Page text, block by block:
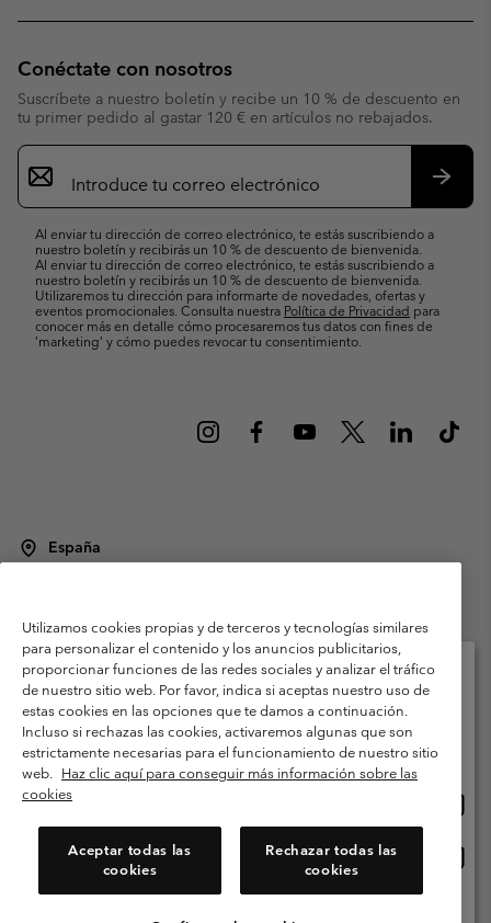
Conéctate con nosotros
Suscríbete a nuestro boletín y recibe un 10 % de descuento en
tu primer pedido al gastar 120 € en artículos no rebajados.
Suscripción
de
correo
Al enviar tu dirección de correo electrónico, te estás suscribiendo a
nuestro boletín y recibirás un 10 % de descuento de bienvenida.
Al enviar tu dirección de correo electrónico, te estás suscribiendo a
nuestro boletín y recibirás un 10 % de descuento de bienvenida.
Utilizaremos tu dirección para informarte de novedades, ofertas y
eventos promocionales. Consulta nuestra Política de Privacidad para
conocer más en detalle cómo procesaremos tus datos con fines de
’marketing’ y cómo puedes revocar tu consentimiento.
España
Condiciones de uso
Terminos de Venta
Garantía
Política de Privacidad
Términos y condiciones del programa de miembros
Términos De Uso Del Contenido Generado Por Los Usuarios
Impressum
Cookies Public CBCR
Utilizamos cookies propias y de terceros y tecnologías similares
para personalizar el contenido y los anuncios publicitarios,
proporcionar funciones de las redes sociales y analizar el tráfico
de nuestro sitio web. Por favor, indica si aceptas nuestro uso de
estas cookies en las opciones que te damos a continuación.
Incluso si rechazas las cookies, activaremos algunas que son
estrictamente necesarias para el funcionamiento de nuestro sitio
web. Haz clic aquí para conseguir más información sobre las
cookies
Aceptar todas las
cookies
Rechazar todas las
cookies
Selecciona tu país e idioma envío
Compras en línea disponibles
línea
España
Ver Todos Los Países